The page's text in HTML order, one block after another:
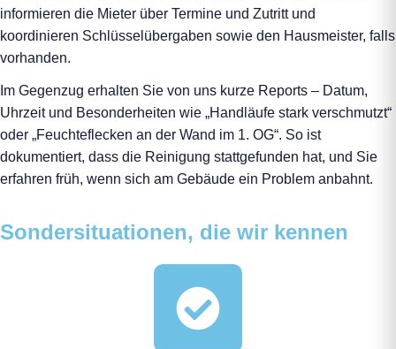
informieren die Mieter über Termine und Zutritt und
koordinieren Schlüsselübergaben sowie den Hausmeister, falls
vorhanden.
Im Gegenzug erhalten Sie von uns kurze Reports – Datum,
Uhrzeit und Besonderheiten wie „Handläufe stark verschmutzt“
oder „Feuchteflecken an der Wand im 1. OG“. So ist
dokumentiert, dass die Reinigung stattgefunden hat, und Sie
erfahren früh, wenn sich am Gebäude ein Problem anbahnt.
Sondersituationen, die wir kennen